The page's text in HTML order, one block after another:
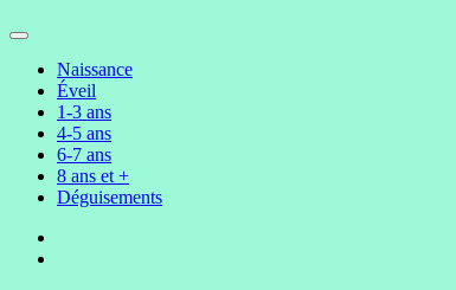
Naissance
Éveil
1-3 ans
4-5 ans
6-7 ans
8 ans et +
Déguisements